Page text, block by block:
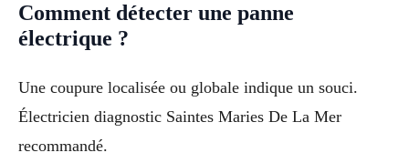
Comment détecter une panne
électrique ?
Une coupure localisée ou globale indique un souci.
Électricien diagnostic Saintes Maries De La Mer
recommandé.